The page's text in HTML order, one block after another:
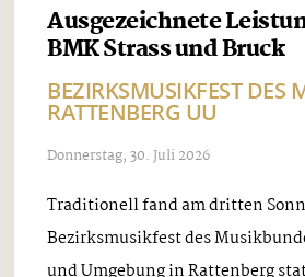
Ausgezeichnete
BMK Strass und Bruck
BEZIRKSMUSIKFEST DES
RATTENBERG UU
Donnerstag, 30. Juli 2026
Traditionell fand am dritten
Bezirksmusikfest des
und Umgebung in Rattenberg